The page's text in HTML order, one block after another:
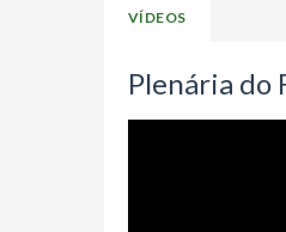
VÍDEOS
Plenária do